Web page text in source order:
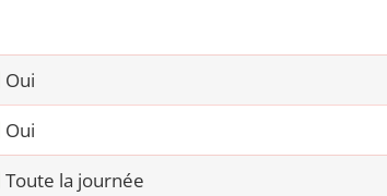
Oui
Oui
Toute la journée